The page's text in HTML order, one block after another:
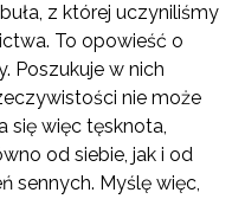
z której uczyniliśmy
To opowieść o
Poszukuje w nich
nie może
się więc tęsknota,
od siebie, jak i od
sennych. Myślę więc,